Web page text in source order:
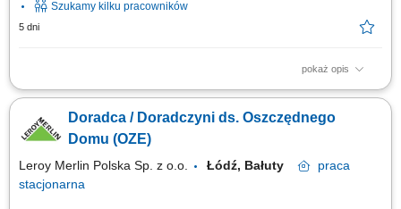
Szukamy kilku pracowników
5 dni
pokaż opis
Teren pracy: 2-3 powiaty Zakres Obowiązków: Wizyty u Rolników i
najlepszych rozwiązań; Codzienne wsparcie techniczne dla Klientów;
Realizacja planów sprzedażowych;
Doradca / Doradczyni ds. Oszczędnego
Domu (OZE)
Leroy Merlin Polska Sp. z o.o. Łódź, Bałuty
praca
stacjonarna